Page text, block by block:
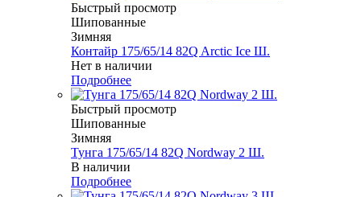
Быстрый просмотр
Шипованные
Зимняя
Контайр 175/65/14 82Q Arctic Ice Ш.
Нет в наличии
Подробнее
Быстрый просмотр
Шипованные
Зимняя
Тунга 175/65/14 82Q Nordway 2 Ш.
В наличии
Подробнее